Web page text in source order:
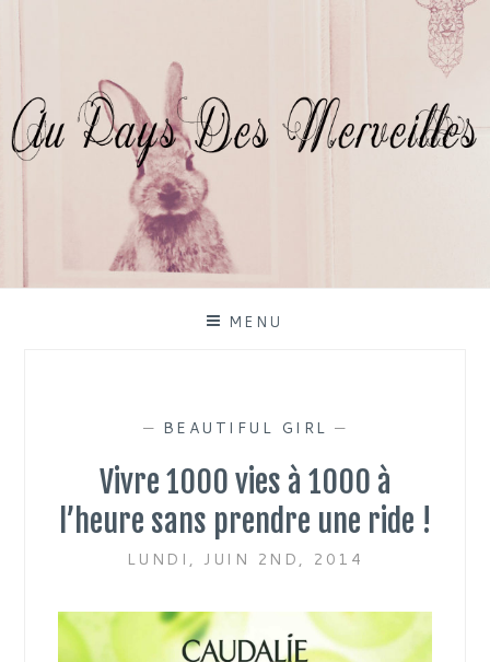
MENU
— BEAUTIFUL GIRL —
Vivre 1000 vies à 1000 à
l’heure sans prendre une ride !
LUNDI, JUIN 2ND, 2014